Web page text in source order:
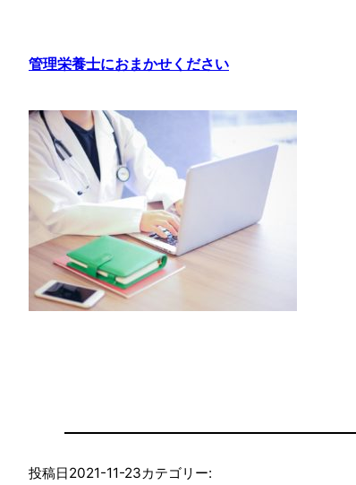
管理栄養士におまかせください
投稿日2021-11-23カテゴリー: